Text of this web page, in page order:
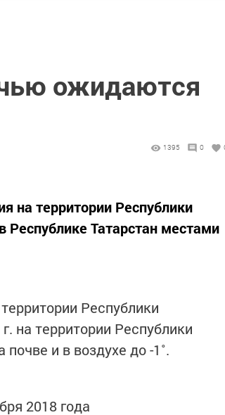
ожидаются
1395 0
на территории Республики
Республике Татарстан местами
Республики
на территории Республики
и в воздухе до -1˚.
2018 года